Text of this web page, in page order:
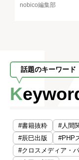
nobico編集部
話題のキーワード
#書籍抜粋 #人間
#辰巳出版
#PHP
#クロスメディア・